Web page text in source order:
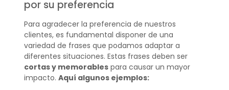
por su preferencia
Para agradecer la preferencia de nuestros
clientes, es fundamental disponer de una
variedad de frases que podamos adaptar a
diferentes situaciones. Estas frases deben ser
cortas y memorablespara causar un mayor
impacto. Aquí algunos ejemplos: